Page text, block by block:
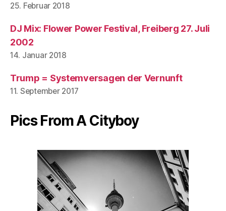
25. Februar 2018
DJ Mix: Flower Power Festival, Freiberg 27. Juli
2002
14. Januar 2018
Trump = Systemversagen der Vernunft
11. September 2017
Pics From A Cityboy